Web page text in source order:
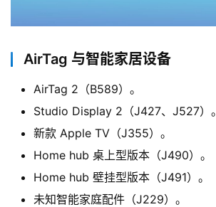
AirTag 与智能家居设备
AirTag 2（B589）。
Studio Display 2（J427、J527）。
新款 Apple TV（J355）。
Home hub 桌上型版本（J490）。
Home hub 壁挂型版本（J491）。
未知智能家庭配件（J229）。